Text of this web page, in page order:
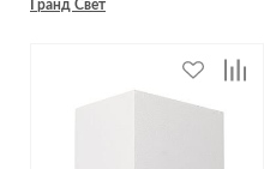
Гранд Свет